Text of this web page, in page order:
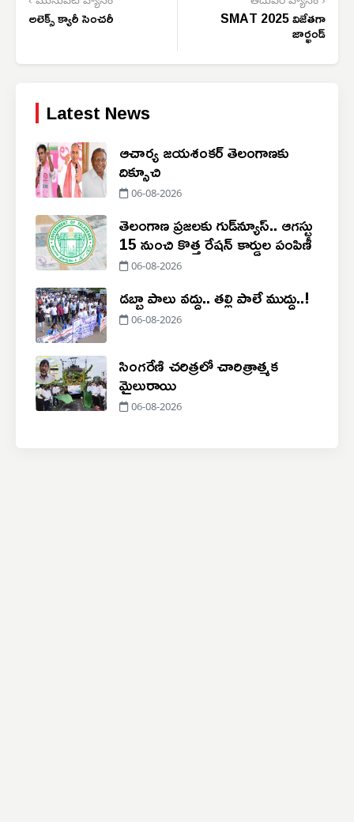
అలెక్స్ క్యారీ సెంచరీ SMAT 2025 విజేతగా
జార్ఖండ్
Latest News
ఆచార్య జయశంకర్ తెలంగాణకు
దిక్సూచి
06-08-2026
తెలంగాణ ప్రజలకు గుడ్‌న్యూస్.. ఆగస్టు
15 నుంచి కొత్త రేషన్ కార్డుల పంపిణీ
06-08-2026
డబ్బా పాలు వద్దు.. తల్లి పాలే ముద్దు..!
06-08-2026
సింగరేణి చరిత్రలో చారిత్రాత్మక
మైలురాయి
06-08-2026